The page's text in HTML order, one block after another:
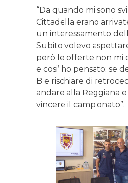
“Da quando mi sono
Cittadella erano
un interessamento
Subito volevo
però le offerte non mi
e cosi’ ho pensato: se
B e rischiare di
andare alla Reggiana
vincere il campionato”.